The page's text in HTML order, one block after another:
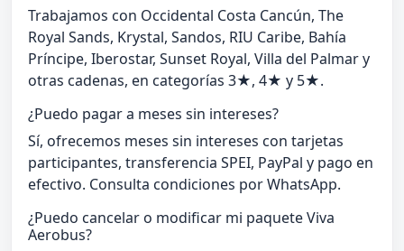
Trabajamos con Occidental Costa Cancún, The
Royal Sands, Krystal, Sandos, RIU Caribe, Bahía
Príncipe, Iberostar, Sunset Royal, Villa del Palmar y
otras cadenas, en categorías 3★, 4★ y 5★.
¿Puedo pagar a meses sin intereses?
Sí, ofrecemos meses sin intereses con tarjetas
participantes, transferencia SPEI, PayPal y pago en
efectivo. Consulta condiciones por WhatsApp.
¿Puedo cancelar o modificar mi paquete Viva
Aerobus?